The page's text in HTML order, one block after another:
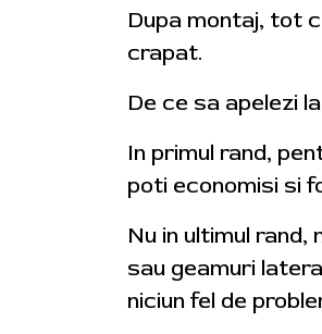
Dupa montaj, tot
crapat.
De ce sa apelezi
In primul rand,
poti economisi si
Nu in ultimul
sau geamuri
niciun fel de